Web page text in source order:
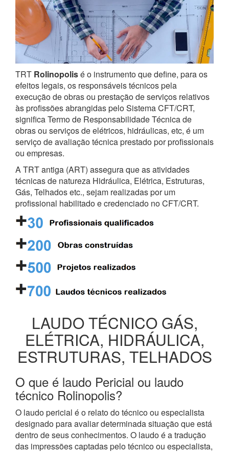
TRT Rolinopolisé o instrumento que define, para os
efeitos legais, os responsáveis técnicos pela
execução de obras ou prestação de serviços relativos
às profissões abrangidas pelo Sistema CFT/CRT,
significa Termo de Responsabilidade Técnica de
obras ou serviços de elétricos, hidráulicas, etc, é um
serviço de avaliação técnica prestado por profissionais
ou empresas.
A TRT antiga (ART) assegura que as atividades
técnicas de natureza Hidráulica, Elétrica, Estruturas,
Gás, Telhados etc., sejam realizadas por um
profissional habilitado e credenciado no CFT/CRT.
LAUDO TÉCNICO GÁS,
ELÉTRICA, HIDRÁULICA,
ESTRUTURAS, TELHADOS
O que é laudo Pericial ou laudo
técnico Rolinopolis?
O laudo pericial é o relato do técnico ou especialista
designado para avaliar determinada situação que está
dentro de seus conhecimentos. O laudo é a tradução
das impressões captadas pelo técnico ou especialista,